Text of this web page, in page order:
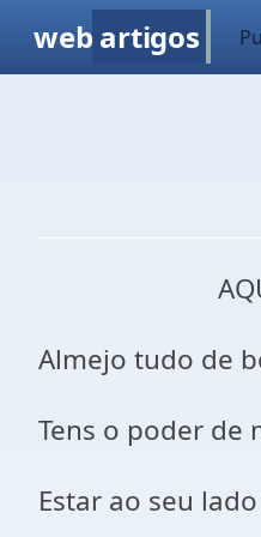
web artigos
Almejo tudo de
Tens o poder de
Estar ao seu